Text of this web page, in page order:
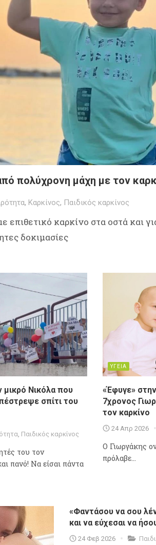
πολύχρονη μάχη με τον
, Καρκίνος, Παιδικός καρκίνος
επιθετικό καρκίνο στα οστά και
δοκιμασίες
μικρό Νικόλα που
σπίτι του
, Παιδικός καρκίνος
του τον
πανό! Να είσαι πάντα
ΥΓΕΙΑ
«Έφυγε»
7χρονος
τον καρκίνο
24 Απρ 2026
Ο Γιωργάκης
πρόλαβε...
«Φαντάσου να σου
και να εύχεσαι να
24 Φεβ 2026